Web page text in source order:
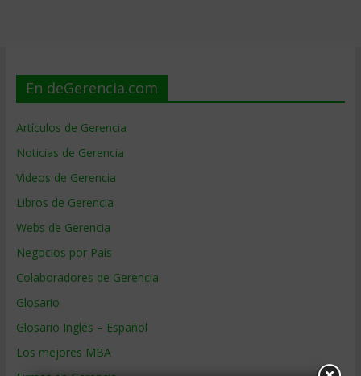
En deGerencia.com
Artículos de Gerencia
Noticias de Gerencia
Videos de Gerencia
Libros de Gerencia
Webs de Gerencia
Negocios por País
Colaboradores de Gerencia
Glosario
Glosario Inglés – Español
Los mejores MBA